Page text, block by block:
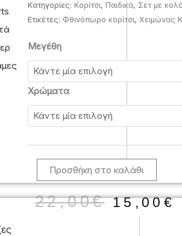
Κατηγορίες: Κορίτσι, Παιδικά, Σετ με
Ετικέτες: Φθινόπωρο κορίτσι, Χειμώνας
Μεγέθη
Χρώματα
6-
16
Ετών
Εβίτα
Φόρμες
243005
ποσότητα
Προσθήκη στο καλάθι
22,00€
price
15,00€